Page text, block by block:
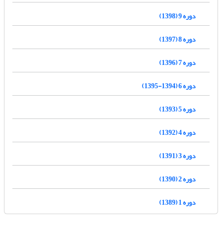
دوره 9 (1398)
دوره 8 (1397)
دوره 7 (1396)
دوره 6 (1394-1395)
دوره 5 (1393)
دوره 4 (1392)
دوره 3 (1391)
دوره 2 (1390)
دوره 1 (1389)